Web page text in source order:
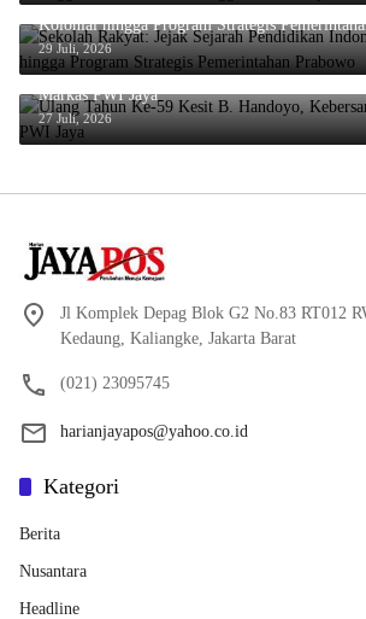
Kolonial hingga Program Strategis
29 Juli, 2026
Ulang Tahun Ke-59 Kesit B. Handoyo,
Markas PWI Jaya
27 Juli, 2026
Jl Komplek Depag Blok G2 No.83 RT012
Kedaung, Kaliangke, Jakarta Barat
(021) 23095745
harianjayapos@yahoo.co.id
Kategori
Berita
Nusantara
Headline